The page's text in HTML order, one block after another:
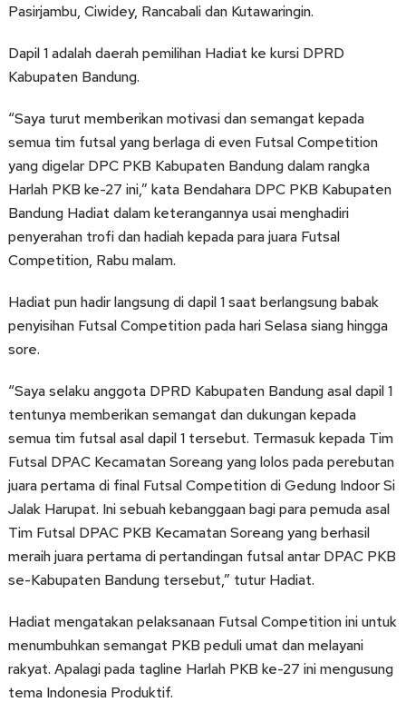
Pasirjambu, Ciwidey, Rancabali dan Kutawaringin.
Dapil 1 adalah daerah pemilihan Hadiat ke kursi DPRD
Kabupaten Bandung.
“Saya turut memberikan motivasi dan semangat kepada
semua tim futsal yang berlaga di even Futsal Competition
yang digelar DPC PKB Kabupaten Bandung dalam rangka
Harlah PKB ke-27 ini,” kata Bendahara DPC PKB Kabupaten
Bandung Hadiat dalam keterangannya usai menghadiri
penyerahan trofi dan hadiah kepada para juara Futsal
Competition, Rabu malam.
Hadiat pun hadir langsung di dapil 1 saat berlangsung babak
penyisihan Futsal Competition pada hari Selasa siang hingga
sore.
“Saya selaku anggota DPRD Kabupaten Bandung asal dapil 1
tentunya memberikan semangat dan dukungan kepada
semua tim futsal asal dapil 1 tersebut. Termasuk kepada Tim
Futsal DPAC Kecamatan Soreang yang lolos pada perebutan
juara pertama di final Futsal Competition di Gedung Indoor Si
Jalak Harupat. Ini sebuah kebanggaan bagi para pemuda asal
Tim Futsal DPAC PKB Kecamatan Soreang yang berhasil
meraih juara pertama di pertandingan futsal antar DPAC PKB
se-Kabupaten Bandung tersebut,” tutur Hadiat.
Hadiat mengatakan pelaksanaan Futsal Competition ini untuk
menumbuhkan semangat PKB peduli umat dan melayani
rakyat. Apalagi pada tagline Harlah PKB ke-27 ini mengusung
tema Indonesia Produktif.